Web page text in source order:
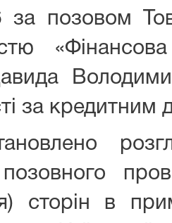
позовом
за кредитним
сторін в